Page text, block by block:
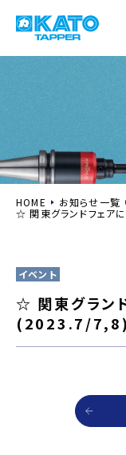
HOME
お知らせ一覧
☆ 関東グランドフェア
イベント
☆ 関東グラン
(2023.7/7,8)